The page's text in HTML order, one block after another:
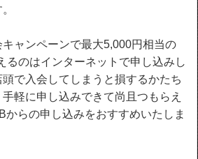
ャンペーンで最大5,000円相当の
るのはインターネットで申し込みし
で入会してしまうと損するかたち
軽に申し込みできて尚且つもらえ
からの申し込みをおすすめいたしま